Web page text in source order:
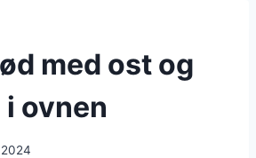
med ost og
ovnen